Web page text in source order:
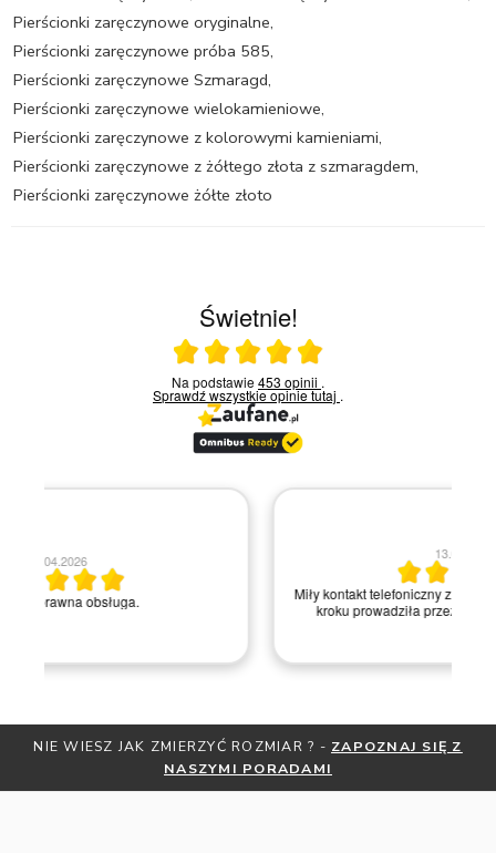
Pierścionki zaręczynowe oryginalne,
Pierścionki zaręczynowe próba 585,
Pierścionki zaręczynowe Szmaragd,
Pierścionki zaręczynowe wielokamieniowe,
Pierścionki zaręczynowe z kolorowymi kamieniami,
Pierścionki zaręczynowe z żółtego złota z szmaragdem,
Pierścionki zaręczynowe żółte złoto
Świetnie!
Ocena średnia 5 na 5
Na podstawie453 opinii .
Sprawdź wszystkie opinietutaj .
Miły kontakt telefoniczny z pracownikiem sklepu. Krok po
kroku prowadziła przez zakup pierścionka online.
NIE WIESZ JAK ZMIERZYĆ ROZMIAR ? -ZAPOZNAJ SIĘ Z
NASZYMI PORADAMI